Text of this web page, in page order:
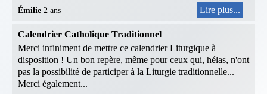
Émilie 2 ans Lire plus...
Calendrier Catholique Traditionnel
Merci infiniment de mettre ce calendrier Liturgique à
disposition ! Un bon repère, même pour ceux qui, hélas, n'ont
pas la possibilité de participer à la Liturgie traditionnelle...
Merci également...